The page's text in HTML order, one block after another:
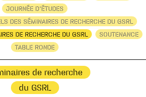
JOURNÉE D'ÉTUDES
DES SÉMINAIRES DE RECHERCHE DU GSRL
DE RECHERCHE DU GSRL
SOUTENANCE
TABLE RONDE
de recherche
du GSRL